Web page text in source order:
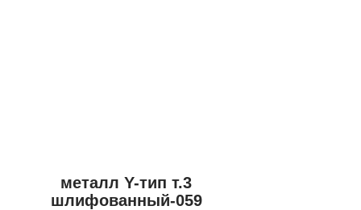
металл Y-тип т.3
шлифованный-059